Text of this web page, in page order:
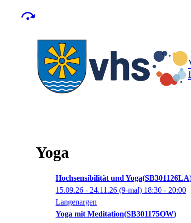
Yoga
Hochsensibilität und Yoga SB301126LA
15.09.26 - 24.11.26 (9-mal) 18:30 - 20:00
Langenargen
Yoga mit Meditation SB301175OW